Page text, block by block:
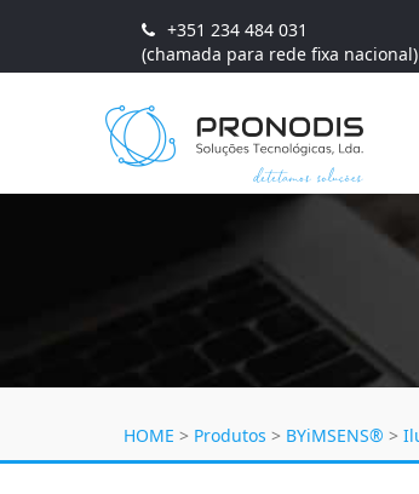
+351 234 484 031
(chamada para rede fixa nacional)
HOME > Produtos > BYiMSENS® >